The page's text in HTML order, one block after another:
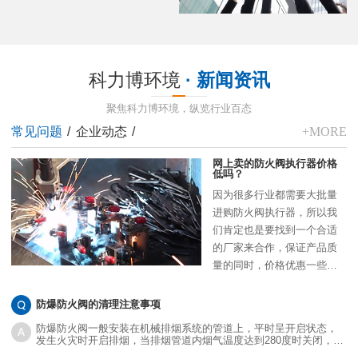
科力博环境 · 新闻资讯
聚焦科力博环境，纵览行业百态
常见问题 / 企业动态 / +MORE
网上卖的防火阀执行器价格
低吗？
因为很多行业都需要大批量
进购防火阀执行器，所以我
们肯定也是要找到一个合适
的厂家来合作，保证产品质
量的同时，价格优惠一些当
上不少批发商的价格都非常
防爆防火阀的清理注意事项
防爆防火阀一般安装在机械排烟系统的管道上，平时呈开启状态，
发生火灾时开启排烟，当排烟管道内烟气温度达到280度时关闭，并